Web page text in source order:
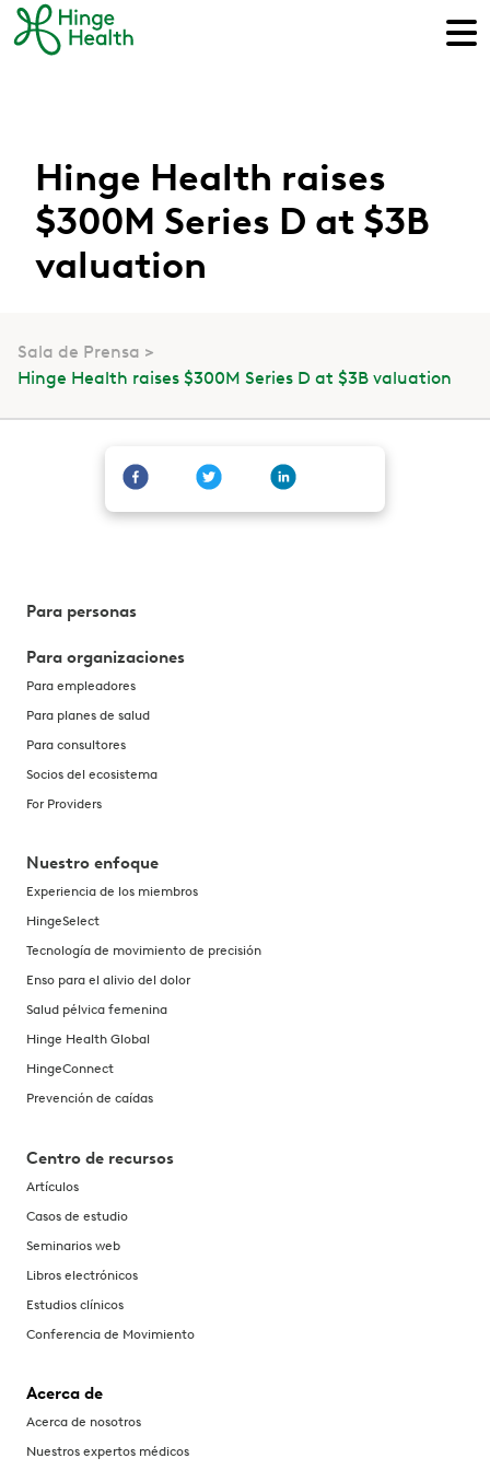
Hinge Health raises
$300M Series D at $3B
valuation
Sala de Prensa
Hinge Health raises $300M Series D at $3B valuation
Para personas
Para organizaciones
Para empleadores
Para planes de salud
Para consultores
Socios del ecosistema
For Providers
Nuestro enfoque
Experiencia de los miembros
HingeSelect
Tecnología de movimiento de precisión
Enso para el alivio del dolor
Salud pélvica femenina
Hinge Health Global
HingeConnect
Prevención de caídas
Centro de recursos
Artículos
Casos de estudio
Seminarios web
Libros electrónicos
Estudios clínicos
Conferencia de Movimiento
Acerca de
Acerca de nosotros
Nuestros expertos médicos